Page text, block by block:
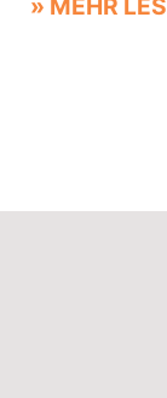
» MEHR